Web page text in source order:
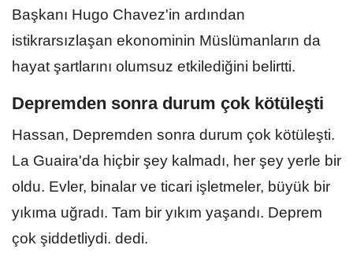
Başkanı Hugo Chavez'in ardından
istikrarsızlaşan ekonominin Müslümanların da
hayat şartlarını olumsuz etkilediğini belirtti.
Depremden sonra durum çok kötüleşti
Hassan, Depremden sonra durum çok kötüleşti.
La Guaira'da hiçbir şey kalmadı, her şey yerle bir
oldu. Evler, binalar ve ticari işletmeler, büyük bir
yıkıma uğradı. Tam bir yıkım yaşandı. Deprem
çok şiddetliydi. dedi.